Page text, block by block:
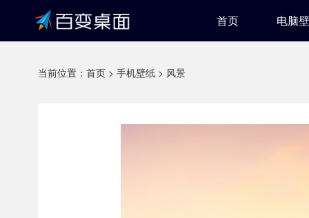
首页 电脑
当前位置： 首页 > 手机壁纸 > 风景